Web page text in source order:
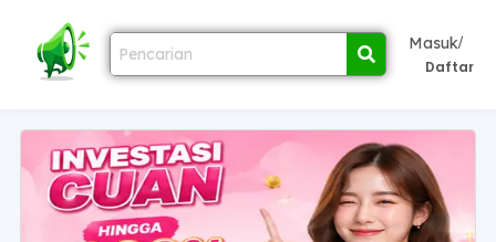
Masuk/
Daftar